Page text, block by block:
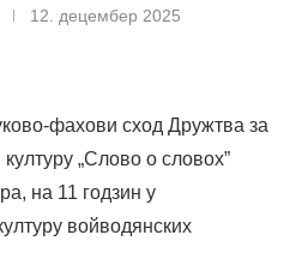
12. децембер 2025
фахови сход Дружтва за
„Слово о словох”
на 11 годзин у
войводянских